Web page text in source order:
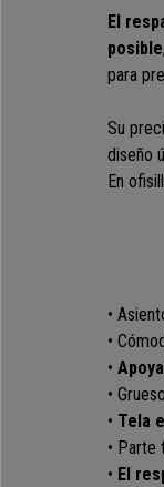
El
posible
para
Su
diseño
En
•
•
•
•
• Tela
• Parte
• El